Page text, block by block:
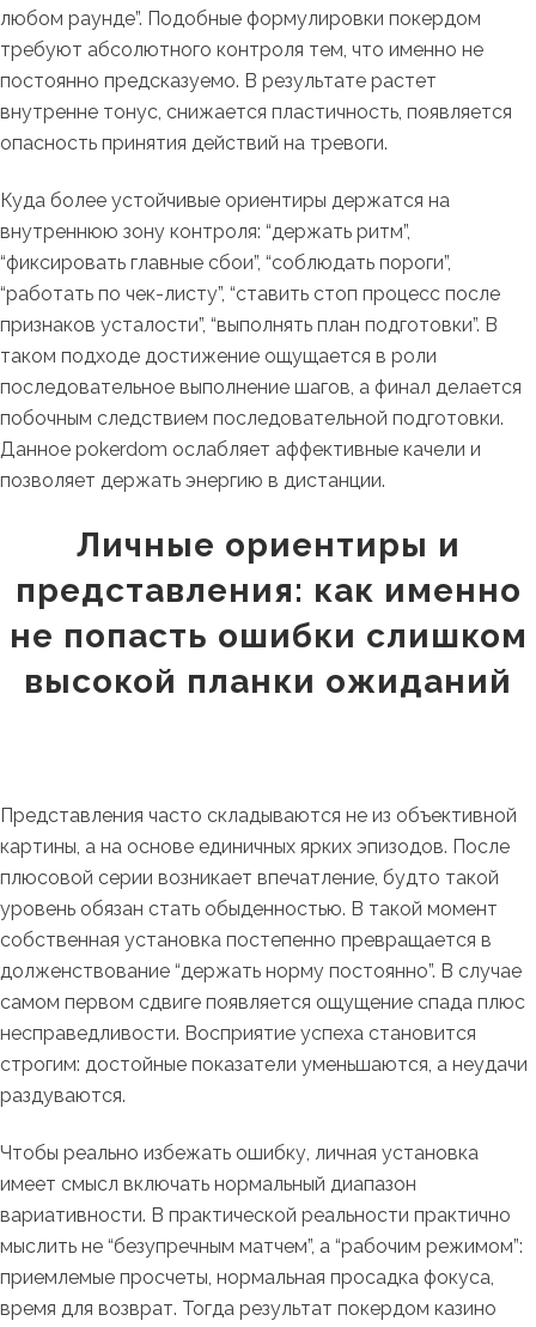
любом раунде”. Подобные формулировки покердом
требуют абсолютного контроля тем, что именно не
постоянно предсказуемо. В результате растет
внутренне тонус, снижается пластичность, появляется
опасность принятия действий на тревоги.
Куда более устойчивые ориентиры держатся на
внутреннюю зону контроля: “держать ритм”,
“фиксировать главные сбои”, “соблюдать пороги”,
“работать по чек-листу”, “ставить стоп процесс после
признаков усталости”, “выполнять план подготовки”. В
таком подходе достижение ощущается в роли
последовательное выполнение шагов, а финал делается
побочным следствием последовательной подготовки.
Данное pokerdom ослабляет аффективные качели и
позволяет держать энергию в дистанции.
Личные ориентиры и
представления: как именно
не попасть ошибки слишком
высокой планки ожиданий
Представления часто складываются не из объективной
картины, а на основе единичных ярких эпизодов. После
плюсовой серии возникает впечатление, будто такой
уровень обязан стать обыденностью. В такой момент
собственная установка постепенно превращается в
долженствование “держать норму постоянно”. В случае
самом первом сдвиге появляется ощущение спада плюс
несправедливости. Восприятие успеха становится
строгим: достойные показатели уменьшаются, а неудачи
раздуваются.
Чтобы реально избежать ошибку, личная установка
имеет смысл включать нормальный диапазон
вариативности. В практической реальности практично
мыслить не “безупречным матчем”, а “рабочим режимом”:
приемлемые просчеты, нормальная просадка фокуса,
время для возврат. Тогда результат покердом казино